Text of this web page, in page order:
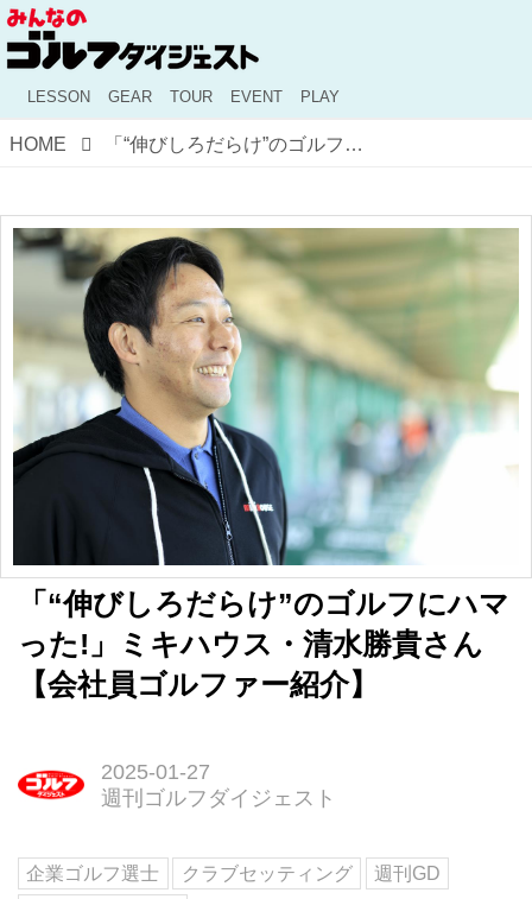
LESSON GEAR TOUR EVENT PLAY
HOME 「“伸びしろだらけ”のゴルフにハマった!」ミキハウス・清水勝貴さん【会社員ゴルファー紹介】
「“伸びしろだらけ”のゴルフにハマ
った!」ミキハウス・清水勝貴さん
【会社員ゴルファー紹介】
2025-01-27
週刊ゴルフダイジェスト
企業ゴルフ選士 クラブセッティング
週刊GD